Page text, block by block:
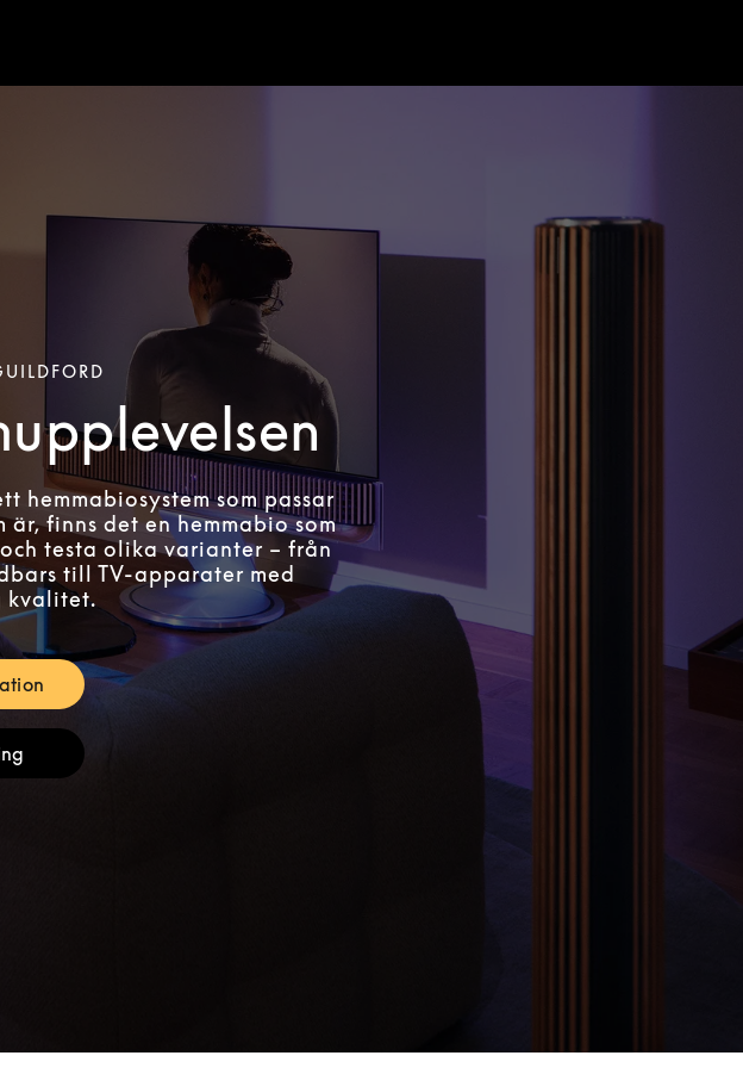
som passar
finns det en hemmabio som
testa olika varianter – från
till TV-apparater med
kvalitet.
in New Tab
in New Tab